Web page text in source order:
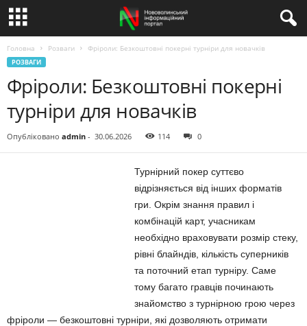
Головна Розваги Фріроли: Безкоштовні покерні турніри для новачків
РОЗВАГИ
Фріроли: Безкоштовні покерні
турніри для новачків
Опубліковано admin - 30.06.2026 114 0
Турнірний покер суттєво
відрізняється від інших форматів
гри. Окрім знання правил і
комбінацій карт, учасникам
необхідно враховувати розмір стеку,
рівні блайндів, кількість суперників
та поточний етап турніру. Саме
тому багато гравців починають
знайомство з турнірною грою через
фріроли — безкоштовні турніри, які дозволяють отримати